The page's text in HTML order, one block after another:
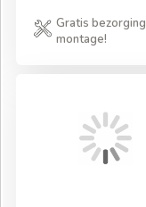
Gratis
montage!